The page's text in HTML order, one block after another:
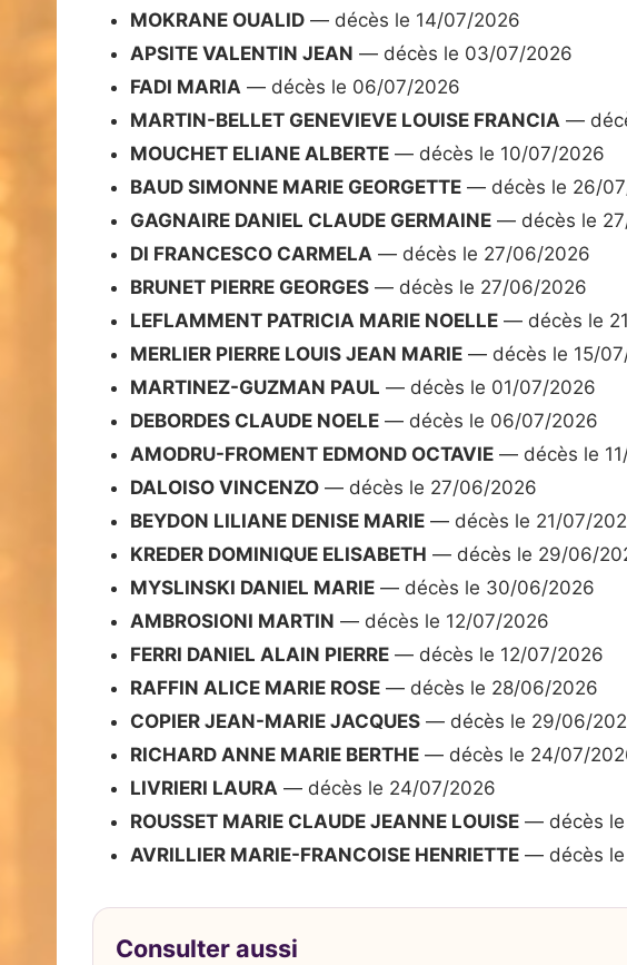
MOKRANE OUALID — décès le 14/07/2026
APSITE VALENTIN JEAN — décès le 03/07/2026
FADI MARIA — décès le 06/07/2026
MARTIN-BELLET GENEVIEVE LOUISE FRANCIA —
MOUCHET ELIANE ALBERTE — décès le 10/07/2026
BAUD SIMONNE MARIE GEORGETTE — décès le 26/
GAGNAIRE DANIEL CLAUDE GERMAINE — décès le
DI FRANCESCO CARMELA — décès le 27/06/2026
BRUNET PIERRE GEORGES — décès le 27/06/2026
LEFLAMMENT PATRICIA MARIE NOELLE — décès le
MERLIER PIERRE LOUIS JEAN MARIE — décès le 15/
MARTINEZ-GUZMAN PAUL — décès le 01/07/2026
DEBORDES CLAUDE NOELE — décès le 06/07/2026
AMODRU-FROMENT EDMOND OCTAVIE — décès le
DALOISO VINCENZO — décès le 27/06/2026
BEYDON LILIANE DENISE MARIE — décès le 21/07/
KREDER DOMINIQUE ELISABETH — décès le 29/06/
MYSLINSKI DANIEL MARIE — décès le 30/06/2026
AMBROSIONI MARTIN — décès le 12/07/2026
FERRI DANIEL ALAIN PIERRE — décès le 12/07/2026
RAFFIN ALICE MARIE ROSE — décès le 28/06/2026
COPIER JEAN-MARIE JACQUES — décès le 29/06/
RICHARD ANNE MARIE BERTHE — décès le 24/07/
LIVRIERI LAURA — décès le 24/07/2026
ROUSSET MARIE CLAUDE JEANNE LOUISE — décès
AVRILLIER MARIE-FRANCOISE HENRIETTE — décès le
Consulter aussi